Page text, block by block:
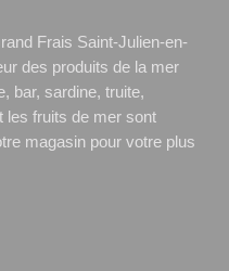
Frais Saint-Julien-en-
des produits de la mer
bar, sardine, truite,
fruits de mer sont
magasin pour votre plus